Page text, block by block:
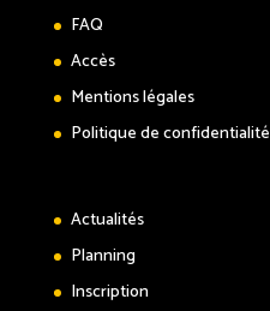
FAQ
Accès
Mentions légales
Politique de confidentialité
Actualités
Planning
Inscription